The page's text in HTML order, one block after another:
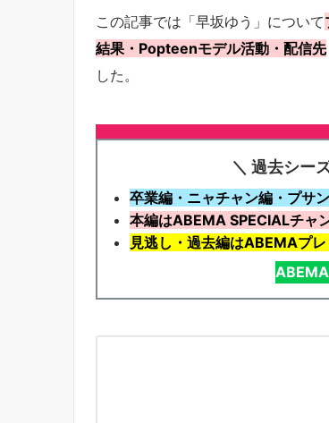
この記事では「早坂ゆう」について
結果・Popteenモデル活動・配信先
した。
＼ 過去シー
卒業編・ニャチャン編・プサ
本編はABEMA SPECIALチャ
見逃し・過去編はABEMAプ